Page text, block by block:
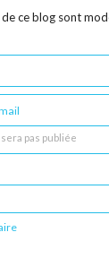
ce blog sont
pas publiée